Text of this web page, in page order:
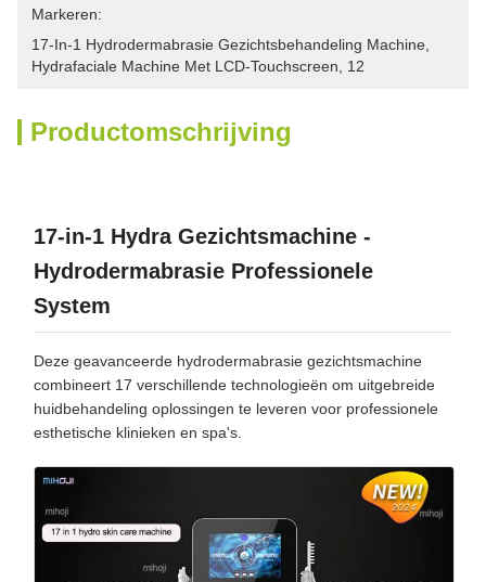
Markeren:
17-In-1 Hydrodermabrasie Gezichtsbehandeling Machine
Hydrafaciale Machine Met LCD-Touchscreen
12
Productomschrijving
17-in-1 Hydra Gezichtsmachine -
Hydrodermabrasie Professionele
System
Deze geavanceerde hydrodermabrasie gezichtsmachine
combineert 17 verschillende technologieën om uitgebreide
huidbehandeling oplossingen te leveren voor professionele
esthetische klinieken en spa's.